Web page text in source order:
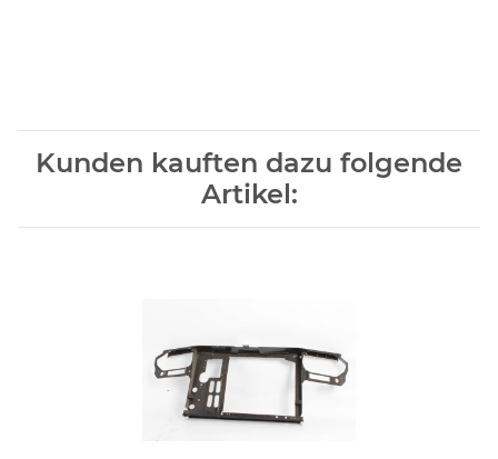
Kunden kauften dazu folgende
Artikel: